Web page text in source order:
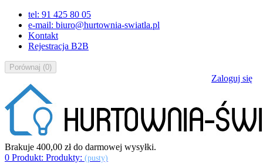
tel: 91 425 80 05
e-mail: biuro@hurtownia-swiatla.pl
Kontakt
Rejestracja B2B
Porównaj (0)
Zaloguj się
Brakuje 400,00 złdo darmowej wysyłki.
0 Produkt: Produkty: (pusty)